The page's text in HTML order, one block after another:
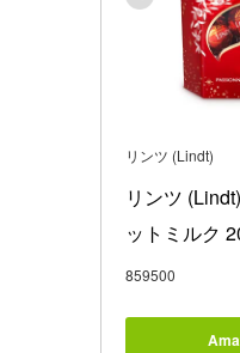
リンツ (Lindt)
リンツ
ットミルク
859500